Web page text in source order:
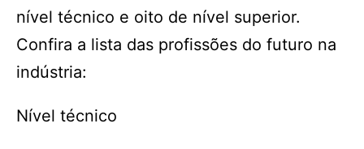
nível técnico e oito de nível superior.
Confira a lista das profissões do futuro na
indústria:
Nível técnico